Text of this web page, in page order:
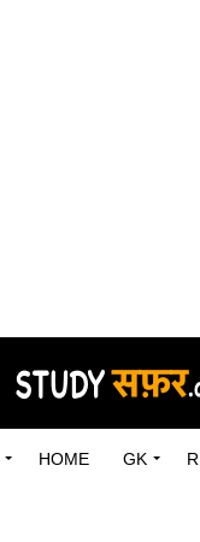
HOME GK